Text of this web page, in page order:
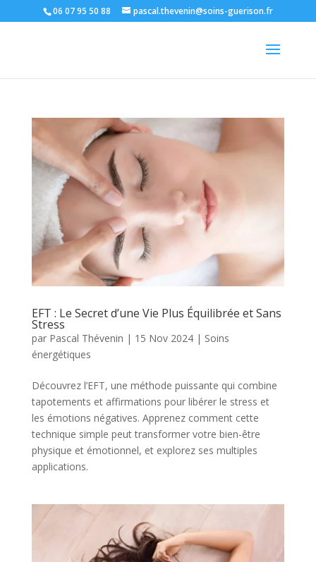
06 07 95 50 88 pascal.thevenin@soins-guerison.fr
EFT : Le Secret d’une Vie Plus Équilibrée et Sans
Stress
par Pascal Thévenin | 15 Nov 2024| Soins
énergétiques
Découvrez l’EFT, une méthode puissante qui combine
tapotements et affirmations pour libérer le stress et
les émotions négatives. Apprenez comment cette
technique simple peut transformer votre bien-être
physique et émotionnel, et explorez ses multiples
applications.